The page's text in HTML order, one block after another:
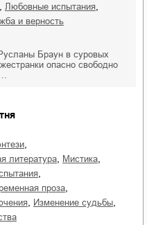
любовные испытания
и верность
Браун в суровых
опасно свободно
литература мистика
проза
изменение судьбы